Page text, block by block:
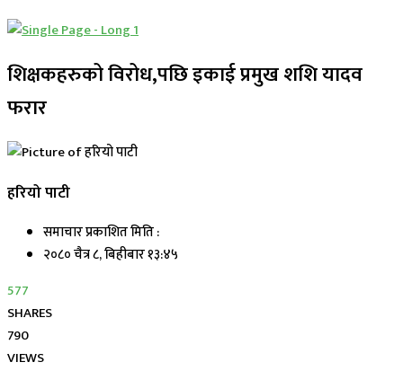
शिक्षकहरुको विरोध,पछि इकाई प्रमुख शशि यादव
फरार
हरियो पाटी
समाचार प्रकाशित मिति :
२०८० चैत्र ८, बिहीबार १३:४५
577
SHARES
790
VIEWS